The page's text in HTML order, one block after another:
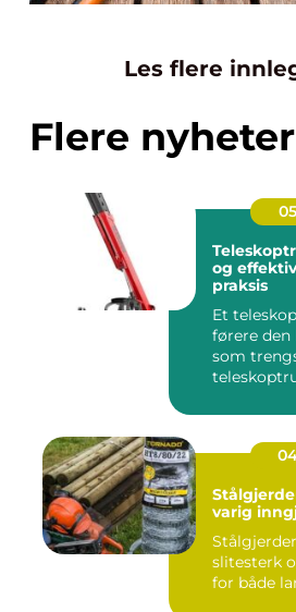
Les flere
Flere nyheter
og
praksis
Et
førere den
som
varig
slitesterk
for både